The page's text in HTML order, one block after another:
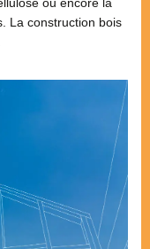
La construction bois